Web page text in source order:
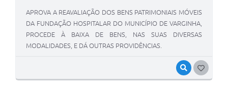
VISUALIZAR
APROVA A REAVALIAÇÃO DOS BENS PATRIMONIAIS MÓVEIS
DA FUNDAÇÃO HOSPITALAR DO MUNICÍPIO DE VARGINHA,
PROCEDE À BAIXA DE BENS, NAS SUAS DIVERSAS
MODALIDADES, E DÁ OUTRAS PROVIDÊNCIAS.